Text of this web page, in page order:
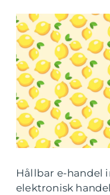
Hållbar e-handel
elektronisk